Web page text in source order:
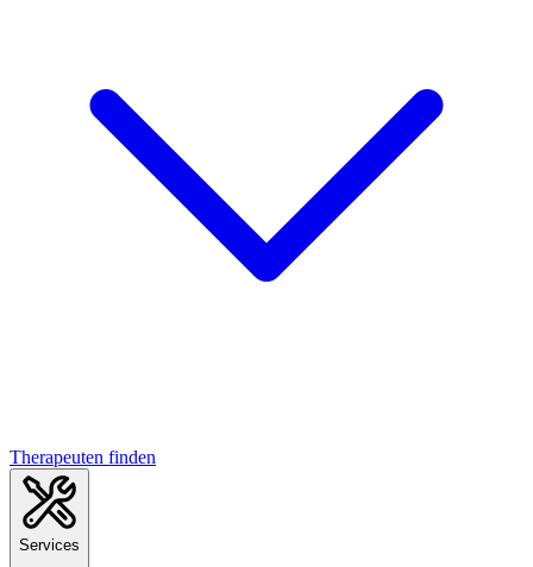
Therapeuten finden
Services